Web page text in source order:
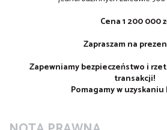
Cena 1 200 000
Zapraszam na
Zapewniamy bezpieczeństwo i
transakcji!
Pomagamy w